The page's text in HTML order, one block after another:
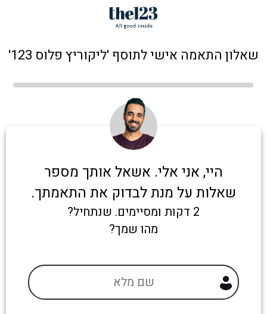
שאלון התאמה אישי לתוסף 'ליקוריץ פלוס 123'
היי, אני אלי. אשאל אותך מספר
שאלות על מנת לבדוק את התאמתך.
2 דקות ומסיימים. שנתחיל?
מהו שמך?